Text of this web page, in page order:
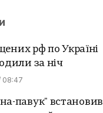
рф по Україні
за ніч
08:47
павук" встановив